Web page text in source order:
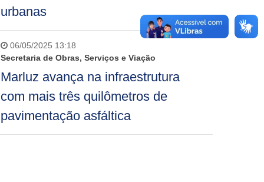
urbanas
06/05/2025 13:18
Secretaria de Obras, Serviços e Viação
Marluz avança na infraestrutura
com mais três quilômetros de
pavimentação asfáltica